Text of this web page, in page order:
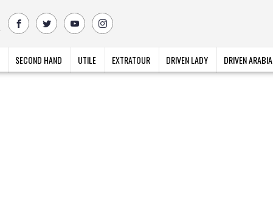
SECOND HAND UTILE EXTRATOUR DRIVEN LADY DRIVEN ARABIA